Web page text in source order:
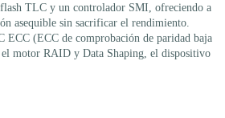
TLC y un controlador SMI, ofreciendo a
asequible sin sacrificar el rendimiento.
(ECC de comprobación de paridad baja
motor RAID y Data Shaping, el dispositivo